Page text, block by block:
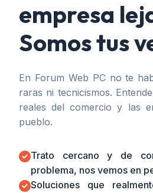
empresa
Somos tus
En Forum Web PC no te
raras ni tecnicismos.
reales del comercio y las
pueblo.
Trato cercano y de
problema, nos vemos en
Soluciones que